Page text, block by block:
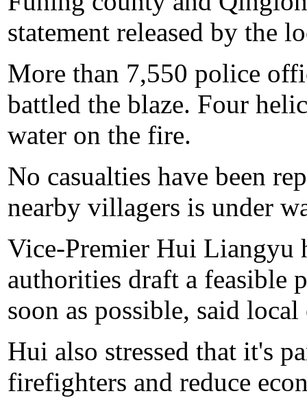
statement released by the
More than 7,550 police
battled the blaze. Four
water on the fire.
No casualties have been
nearby villagers is under
Vice-Premier Hui Liangyu
authorities draft a feasible
soon as possible, said
Hui also stressed that it's
firefighters and reduce